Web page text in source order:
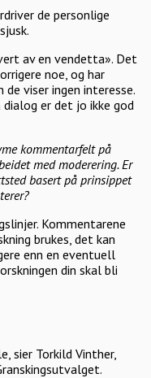
de personlige
av en vendetta». Det
noe, og har
viser ingen interesse.
er det jo ikke god
kommentarfelt på
med moderer­ing. Er
basert på prinsippet
Kommentarene
brukes, det kan
enn en eventuell
din skal bli
sier Torkild Vinther,